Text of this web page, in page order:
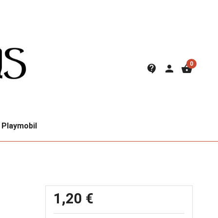
contact_support person shopping_basket0
Playmobil
1,20 €